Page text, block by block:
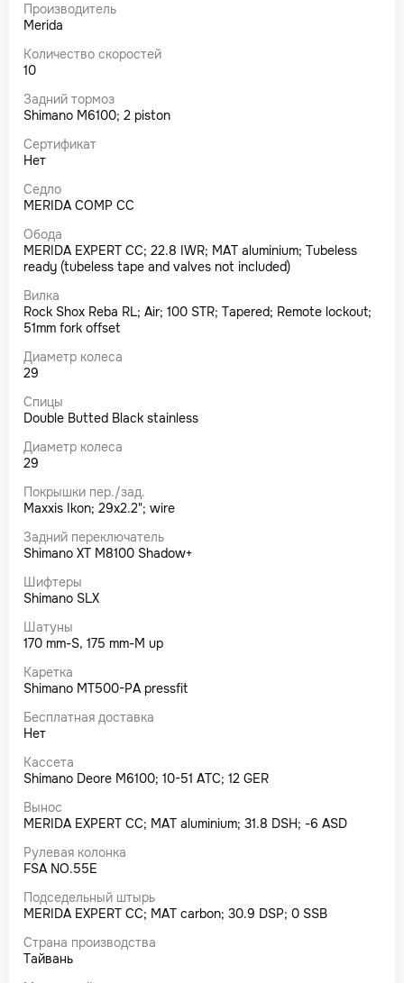
Производитель
Merida
Количество скоростей
10
Задний тормоз
Shimano M6100; 2 piston
Сертификат
Нет
Седло
MERIDA COMP CC
Обода
MERIDA EXPERT CC; 22.8 IWR; MAT aluminium; Tubeless
ready (tubeless tape and valves not included)
Вилка
Rock Shox Reba RL; Air; 100 STR; Tapered; Remote lockout;
51mm fork offset
Диаметр колеса
29
Спицы
Double Butted Black stainless
Диаметр колеса
29
Покрышки пер./зад.
Maxxis Ikon; 29x2.2"; wire
Задний переключатель
Shimano XT M8100 Shadow+
Шифтеры
Shimano SLX
Шатуны
170 mm-S, 175 mm-M up
Каретка
Shimano MT500-PA pressfit
Бесплатная доставка
Нет
Кассета
Shimano Deore M6100; 10-51 ATC; 12 GER
Вынос
MERIDA EXPERT CC; MAT aluminium; 31.8 DSH; -6 ASD
Рулевая колонка
FSA NO.55E
Подседельный штырь
MERIDA EXPERT CC; MAT carbon; 30.9 DSP; 0 SSB
Страна производства
Тайвань